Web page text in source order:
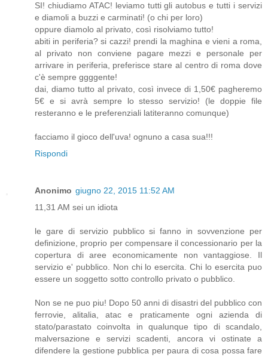
SI! chiudiamo ATAC! leviamo tutti gli autobus e tutti i servizi
e diamoli a buzzi e carminati! (o chi per loro)
oppure diamolo al privato, così risolviamo tutto!
abiti in periferia? si cazzi! prendi la maghina e vieni a roma,
al privato non conviene pagare mezzi e personale per
arrivare in periferia, preferisce stare al centro di roma dove
c'è sempre ggggente!
dai, diamo tutto al privato, così invece di 1,50€ pagheremo
5€ e si avrà sempre lo stesso servizio! (le doppie file
resteranno e le preferenziali latiteranno comunque)
facciamo il gioco dell'uva! ognuno a casa sua!!!
Rispondi
Anonimo giugno 22, 2015 11:52 AM
11,31 AM sei un idiota
le gare di servizio pubblico si fanno in sovvenzione per
definizione, proprio per compensare il concessionario per la
copertura di aree economicamente non vantaggiose. Il
servizio e' pubblico. Non chi lo esercita. Chi lo esercita puo
essere un soggetto sotto controllo privato o pubblico.
Non se ne puo piu! Dopo 50 anni di disastri del pubblico con
ferrovie, alitalia, atac e praticamente ogni azienda di
stato/parastato coinvolta in qualunque tipo di scandalo,
malversazione e servizi scadenti, ancora vi ostinate a
difendere la gestione pubblica per paura di cosa possa fare